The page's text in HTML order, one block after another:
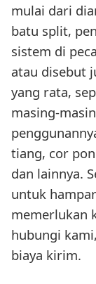
mulai dari
batu split,
sistem di
atau disebut
yang rata,
masing-
tiang, cor
dan lainnya.
untuk
memerlukan
hubungi
biaya kirim.